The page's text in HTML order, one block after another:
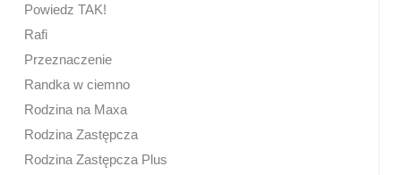
Powiedz TAK!
Rafi
Przeznaczenie
Randka w ciemno
Rodzina na Maxa
Rodzina Zastępcza
Rodzina Zastępcza Plus